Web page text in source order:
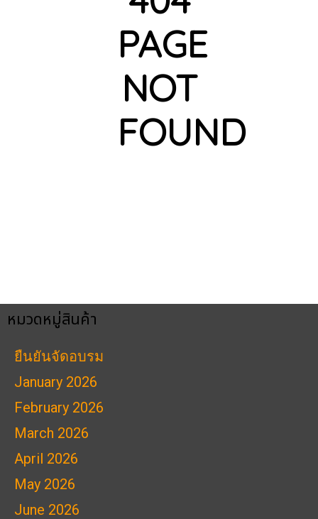
PAGE
NOT
FOUND
หมวดหมู่สินค้า
ยืนยันจัดอบรม
January 2026
February 2026
March 2026
April 2026
May 2026
June 2026